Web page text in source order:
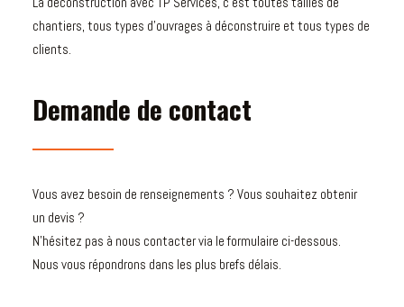
chantiers, tous types d’ouvrages à déconstruire et tous types de
clients.
Demande de contact
Vous avez besoin de renseignements ? Vous souhaitez obtenir
un devis ?
N’hésitez pas à nous contacter via le formulaire ci-dessous.
Nous vous répondrons dans les plus brefs délais.